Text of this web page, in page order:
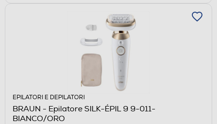
EPILATORI E DEPILATORI
BRAUN - Epilatore SILK-ÉPIL 9 9-011-
BIANCO/ORO